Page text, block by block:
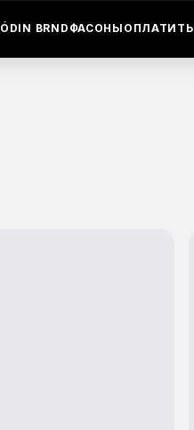
ÓDIN BRND ФАСОНЫ